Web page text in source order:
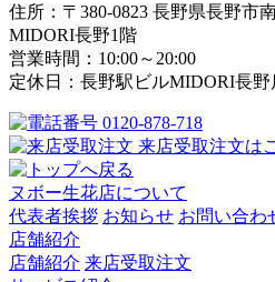
住所：〒380-0823 長野県長野市
MIDORI長野1階
営業時間：10:00～20:00
定休日：長野駅ビルMIDORI長野
0120-878-718
来店受取注文は
ヌボー生花店について
代表者挨拶 お知らせ お問い合わ
店舗紹介
店舗紹介 来店受取注文